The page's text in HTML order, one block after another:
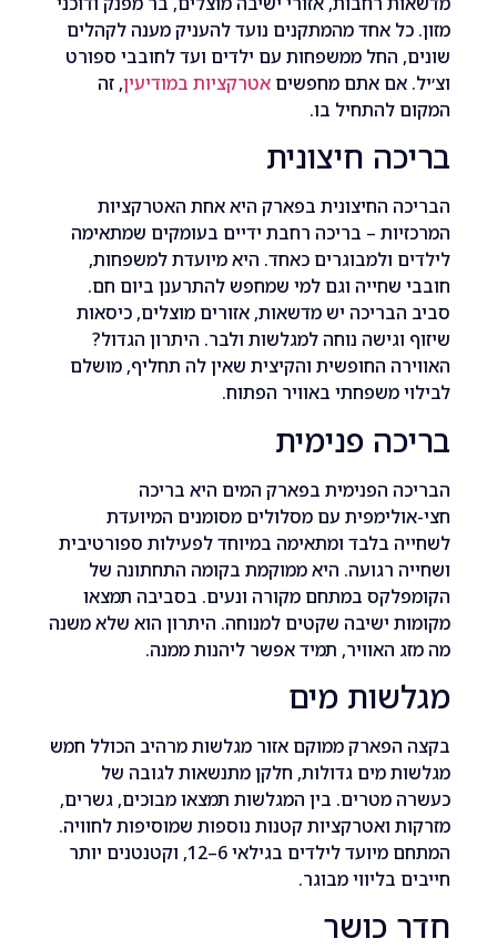
אחד מהמתקנים נועד להעניק מענה לקהלים
החל ממשפחות עם ילדים ועד לחובבי ספורט
אם אתם מחפשיםאטרקציות במודיעין, זה
להתחיל בו.
חיצונית
החיצונית בפארק היא אחת האטרקציות
– בריכה רחבת ידיים בעומקים שמתאימה
ולמבוגרים כאחד. היא מיועדת למשפחות,
שחייה וגם למי שמחפש להתרענן ביום חם.
יש מדשאות, אזורים מוצלים, כיסאות
נוחה למגלשות ולבר. היתרון הגדול?
החופשית והקיצית שאין לה תחליף, מושלם
משפחתי באוויר הפתוח.
פנימית
הפנימית בפארק המים היא בריכה
עם מסלולים מסומנים המיועדת
בלבד ומתאימה במיוחד לפעילות ספורטיבית
רגועה. היא ממוקמת בקומה התחתונה של
במתחם מקורה ונעים. בסביבה תמצאו
ישיבה שקטים למנוחה. היתרון הוא שלא משנה
האוויר, תמיד אפשר ליהנות ממנה.
מים
ממוקם אזור מגלשות מרהיב הכולל חמש
מים גדולות, חלקן מתנשאות לגובה של
מטרים. בין המגלשות תמצאו מבוכים, גשרים,
ואטרקציות קטנות נוספות שמוסיפות לחוויה.
המתחם מיועד לילדים בגילאי 6–12, וקטנטנים יותר
בליווי מבוגר.
כושר